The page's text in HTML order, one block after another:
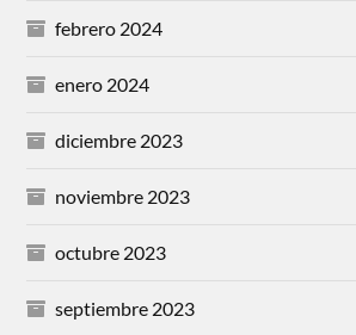
febrero 2024
enero 2024
diciembre 2023
noviembre 2023
octubre 2023
septiembre 2023